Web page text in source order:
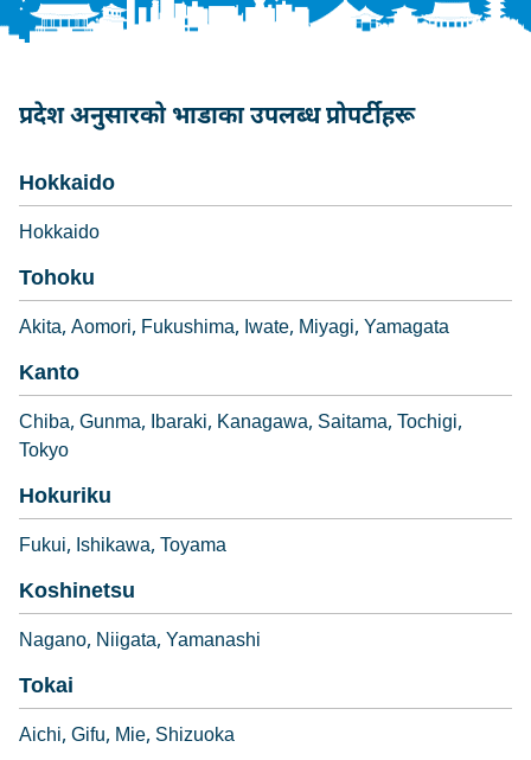
प्रदेश अनुसारको भाडाका उपलब्ध प्रोपर्टीहरू
Hokkaido
Hokkaido
Tohoku
Akita Aomori Fukushima Iwate Miyagi Yamagata
Kanto
Chiba Gunma Ibaraki Kanagawa Saitama Tochigi
Tokyo
Hokuriku
Fukui Ishikawa Toyama
Koshinetsu
Nagano Niigata Yamanashi
Tokai
Aichi Gifu Mie Shizuoka